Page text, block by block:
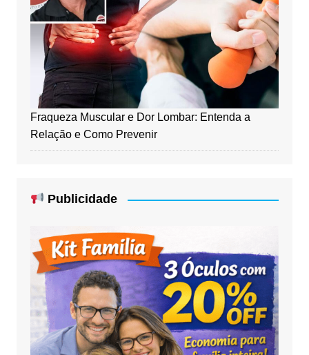
Fraqueza Muscular e Dor Lombar: Entenda a
Relação e Como Prevenir
Publicidade